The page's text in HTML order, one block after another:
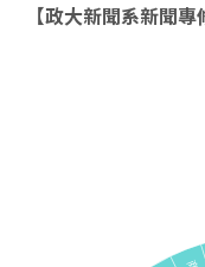
【政大新聞系新聞